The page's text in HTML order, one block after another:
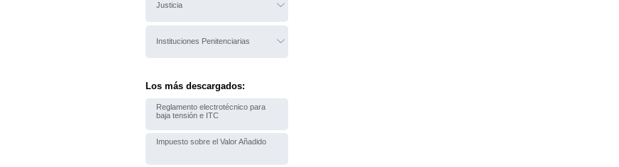
Justicia
Instituciones Penitenciarias
Los más descargados:
Reglamento electrotécnico para
baja tensión e ITC
Impuesto sobre el Valor Añadido